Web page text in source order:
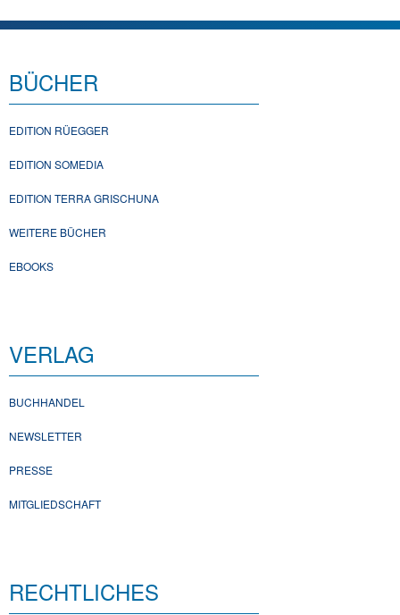
BÜCHER
EDITION RÜEGGER
EDITION SOMEDIA
EDITION TERRA GRISCHUNA
WEITERE BÜCHER
EBOOKS
VERLAG
BUCHHANDEL
NEWSLETTER
PRESSE
MITGLIEDSCHAFT
RECHTLICHES